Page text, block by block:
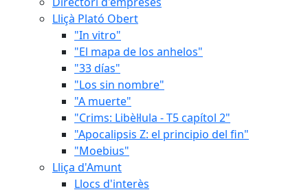
Lliçà Plató Obert
"In vitro"
"El mapa de los anhelos"
"33 días"
"Los sin nombre"
"A muerte"
"Crims: Libèl·lula - T5 capítol 2"
"Apocalipsis Z: el principio del fin"
"Moebius"
Lliça d'Amunt
Llocs d'interès